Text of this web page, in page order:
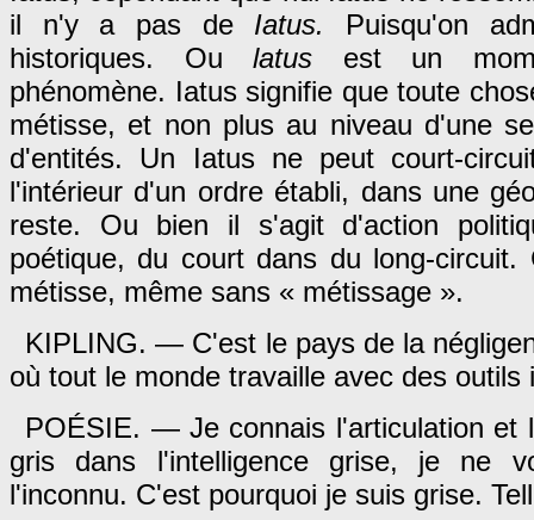
il n'y a pas de Iatus. Puisqu'on
historiques. Oulatus est un
phénomène. Iatus signifie que toute
métisse, et non plus au niveau d'une
d'entités. Un Iatus ne peut court-
l'intérieur d'un ordre établi, dans une
reste. Ou bien il s'agit d'action
poétique, du court dans du long-
métisse, même sans « métissage ».
KIPLING. — C'est le pays de la
où tout le monde travaille avec des outils
POÉSIE. — Je connais l'articulation et
gris dans l'intelligence grise, je ne
l'inconnu. C'est pourquoi je suis grise.